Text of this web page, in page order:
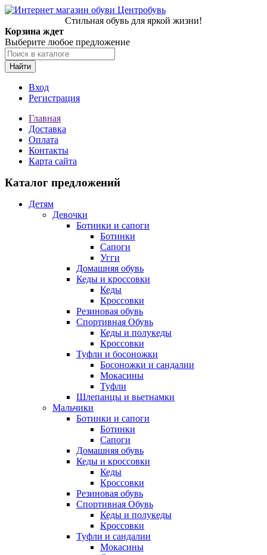
Стильная обувь для яркой жизни!
Корзина ждет
Выберите любое предложение
Найти
Вход
Регистрация
Главная
Доставка
Оплата
Контакты
Карта сайта
Каталог предложений
Детям
Девочки
Ботинки и сапоги
Ботинки
Сапоги
Угги
Домашняя обувь
Кеды и кроссовки
Кеды
Кроссовки
Резиновая обувь
Спортивная Обувь
Кеды и полукеды
Кроссовки
Туфли и босоножки
Босоножки и сандалии
Мокасины
Туфли
Шлепанцы и вьетнамки
Мальчики
Ботинки и сапоги
Ботинки
Сапоги
Домашняя обувь
Кеды и кроссовки
Кеды
Кроссовки
Резиновая обувь
Спортивная Обувь
Кеды и полукеды
Кроссовки
Туфли и сандалии
Мокасины